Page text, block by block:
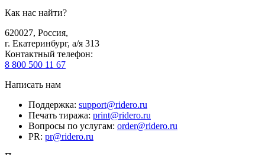
Как нас найти?
620027, Россия,
г. Екатеринбург, а/я 313
Контактный телефон:
8 800 500 11 67
Написать нам
Поддержка: support@ridero.ru
Печать тиража: print@ridero.ru
Вопросы по услугам: order@ridero.ru
PR: pr@ridero.ru